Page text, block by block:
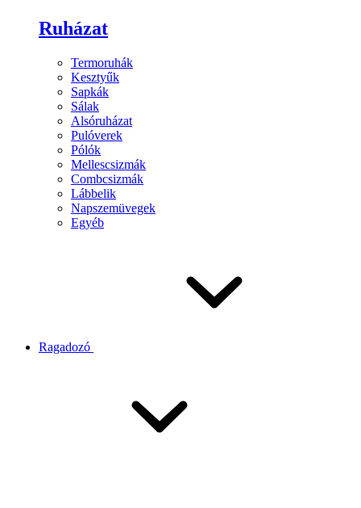
Ruházat
Termoruhák
Kesztyűk
Sapkák
Sálak
Alsóruházat
Pulóverek
Pólók
Mellescsizmák
Combcsizmák
Lábbelik
Napszemüvegek
Egyéb
Ragadozó